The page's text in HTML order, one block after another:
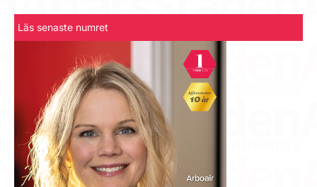
Läs senaste numret